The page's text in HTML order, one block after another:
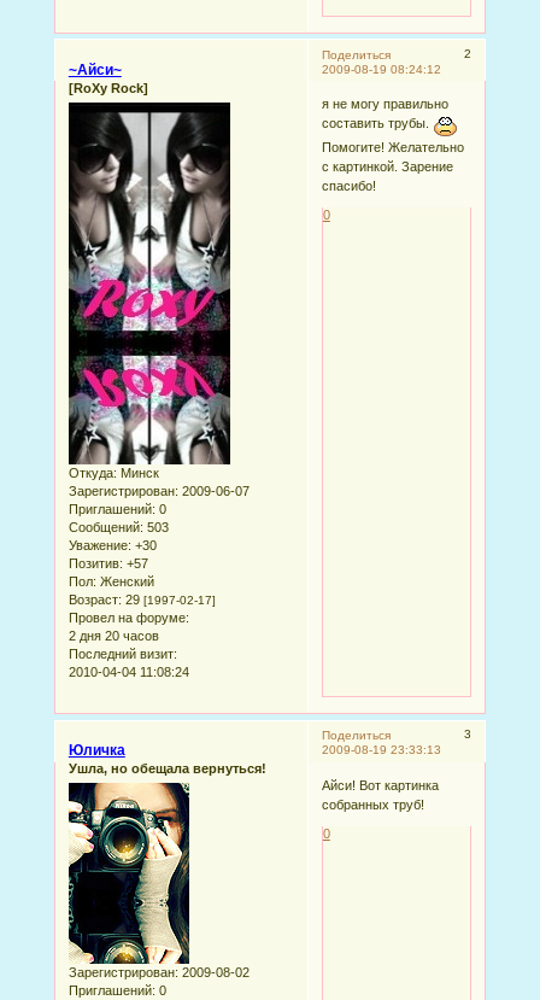
Поделиться
2
2009-08-19 08:24:12
~Айси~
[RoXy Rock]
Откуда: Минск
Зарегистрирован: 2009-06-07
Приглашений: 0
Сообщений: 503
Уважение: +30
Позитив: +57
Пол: Женский
Возраст: 29 [1997-02-17]
Провел на форуме:
2 дня 20 часов
Последний визит:
2010-04-04 11:08:24
я не могу правильно
составить трубы.
Помогите! Желательно
с картинкой. Зарение
спасибо!
0
Поделиться
3
2009-08-19 23:33:13
Юличка
Ушла, но обещала вернуться!
Зарегистрирован: 2009-08-02
Приглашений: 0
Айси! Вот картинка
собранных труб!
0